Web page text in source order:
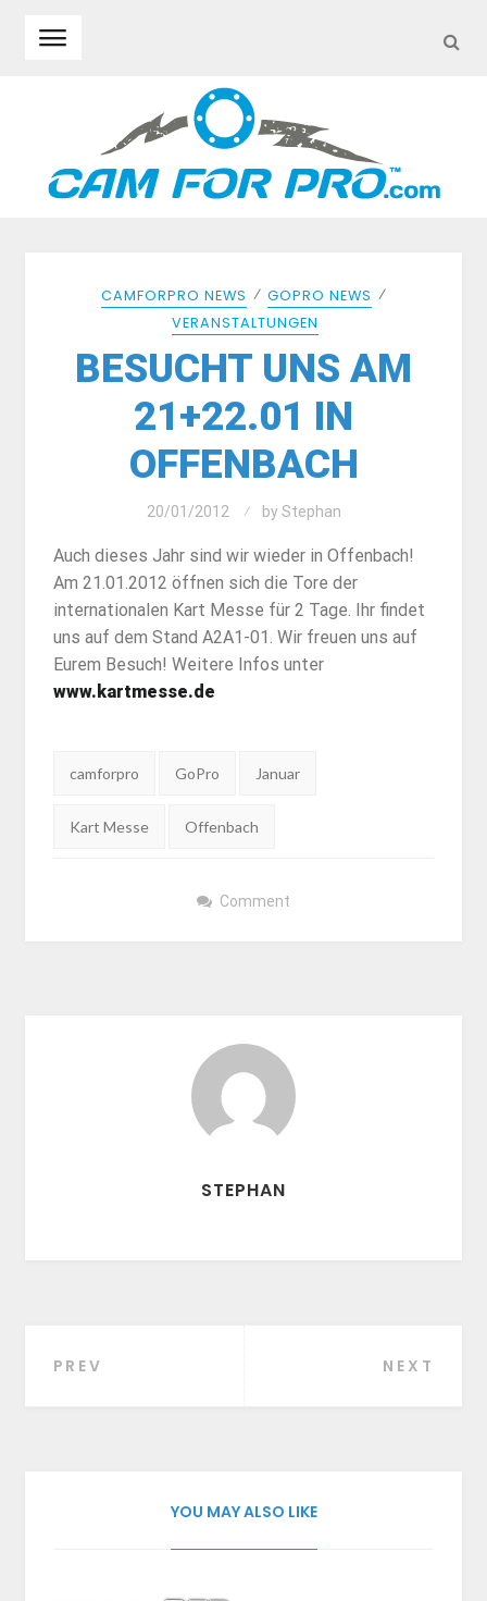
CAMFORPRO NEWS ⁄ GOPRO NEWS ⁄
VERANSTALTUNGEN
BESUCHT UNS AM
21+22.01 IN
OFFENBACH
20/01/2012 by Stephan
Auch dieses Jahr sind wir wieder in Offenbach!
Am 21.01.2012 öffnen sich die Tore der
internationalen Kart Messe für 2 Tage. Ihr findet
uns auf dem Stand A2A1-01. Wir freuen uns auf
Eurem Besuch! Weitere Infos unter
www.kartmesse.de
camforpro GoPro Januar
Kart Messe Offenbach
Comment
STEPHAN
Beitragsnavigation
PREV NEXT
YOU MAY ALSO LIKE